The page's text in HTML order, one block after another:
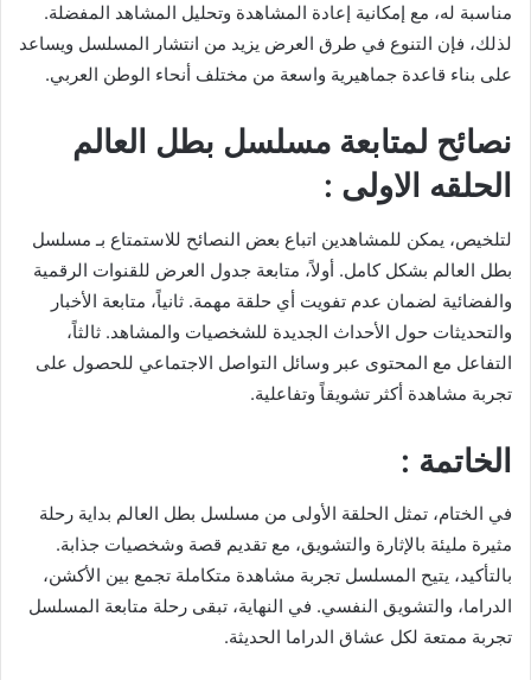
مناسبة له، مع إمكانية إعادة المشاهدة وتحليل المشاهد المفضلة.
لذلك، فإن التنوع في طرق العرض يزيد من انتشار المسلسل ويساعد
على بناء قاعدة جماهيرية واسعة من مختلف أنحاء الوطن العربي.
نصائح لمتابعة مسلسل بطل العالم
الحلقه الاولى :
لتلخيص، يمكن للمشاهدين اتباع بعض النصائح للاستمتاع بـ مسلسل
بطل العالم بشكل كامل. أولاً، متابعة جدول العرض للقنوات الرقمية
والفضائية لضمان عدم تفويت أي حلقة مهمة. ثانياً، متابعة الأخبار
والتحديثات حول الأحداث الجديدة للشخصيات والمشاهد. ثالثاً،
التفاعل مع المحتوى عبر وسائل التواصل الاجتماعي للحصول على
تجربة مشاهدة أكثر تشويقاً وتفاعلية.
الخاتمة :
في الختام، تمثل الحلقة الأولى من مسلسل بطل العالم بداية رحلة
مثيرة مليئة بالإثارة والتشويق، مع تقديم قصة وشخصيات جذابة.
بالتأكيد، يتيح المسلسل تجربة مشاهدة متكاملة تجمع بين الأكشن،
الدراما، والتشويق النفسي. في النهاية، تبقى رحلة متابعة المسلسل
تجربة ممتعة لكل عشاق الدراما الحديثة.